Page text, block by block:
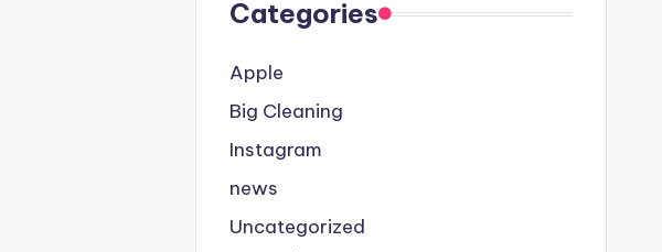
Categories
Apple
Big Cleaning
Instagram
news
Uncategorized